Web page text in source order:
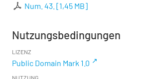
Num. 43. [1,45 MB]
Nutzungsbedingungen
LIZENZ
Public Domain Mark 1.0
NUTZUNG